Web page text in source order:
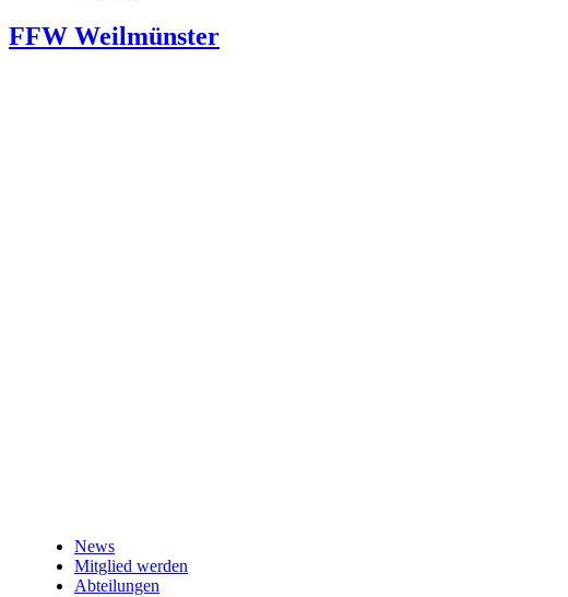
FFW Weilmünster
News
Mitglied werden
Abteilungen